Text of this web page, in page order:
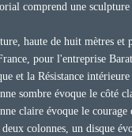
comprend une
haute de huit mètres et
pour l'entreprise
et la Résistance intérieure
sombre évoque le côté
claire évoque le
colonnes, un disque